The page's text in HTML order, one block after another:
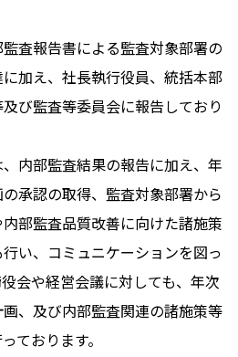
査報告書による監査対象部署の
加え、社長執行役員、統括本部
び監査等委員会に報告しており
内部監査結果の報告に加え、年
承認の取得、監査対象部署から
部監査品質改善に向けた諸施策
い、コミュニケーションを図っ
会や経営会議に対しても、年次
、及び内部監査関連の諸施策等
ております。